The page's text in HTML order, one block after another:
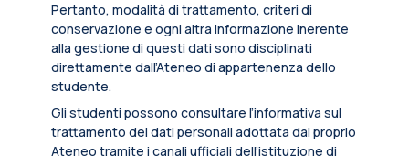
Pertanto, modalità di trattamento, criteri di
conservazione e ogni altra informazione inerente
alla gestione di questi dati sono disciplinati
direttamente dall’Ateneo di appartenenza dello
studente.
Gli studenti possono consultare l’informativa sul
trattamento dei dati personali adottata dal proprio
Ateneo tramite i canali ufficiali dell’istituzione di